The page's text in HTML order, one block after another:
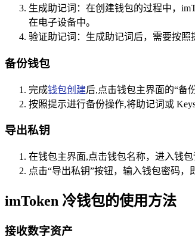
生成助记词：在创建钱包的过程中，
在电子设备中。
验证助记词：生成助记词后，需要按照
备份钱包
完成钱包创建后,点击钱包主界面的“备
按照提示进行备份操作,将助记词或
导出私钥
在钱包主界面,点击钱包名称，进入钱包
点击“导出私钥”按钮，输入钱包密码
imToken 冷钱包的使用方法
接收数字资产